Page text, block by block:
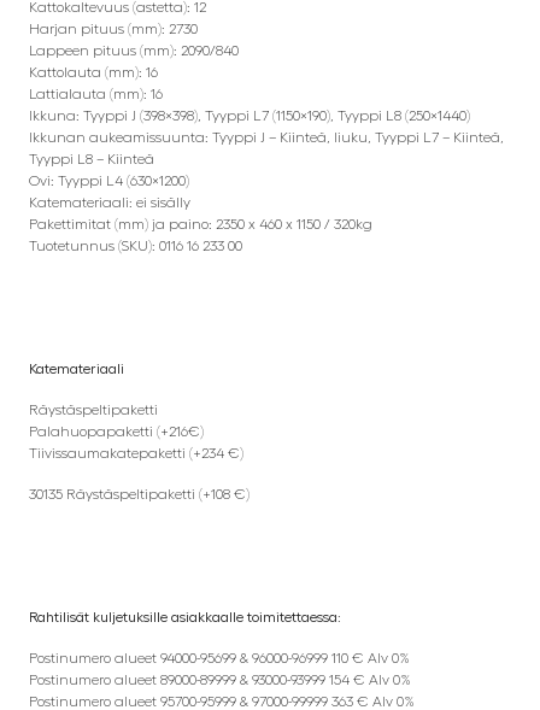
Kattokaltevuus (astetta): 12
Harjan pituus (mm): 2730
Lappeen pituus (mm): 2090/840
Kattolauta (mm): 16
Lattialauta (mm): 16
Ikkuna: Tyyppi J (398×398), Tyyppi L7 (1150×190), Tyyppi L8 (250×1440)
Ikkunan aukeamissuunta: Tyyppi J – Kiinteä, liuku, Tyyppi L7 – Kiinteä,
Tyyppi L8 – Kiinteä
Ovi: Tyyppi L4 (630×1200)
Katemateriaali: ei sisälly
Pakettimitat (mm) ja paino: 2350 x 460 x 1150 / 320kg
Tuotetunnus (SKU): 0116 16 233 00
Katemateriaali
Räystäspeltipaketti
Palahuopapaketti (+216€)
Tiivissaumakatepaketti (+234 €)
30135 Räystäspeltipaketti (+108 €)
Rahtilisät kuljetuksille asiakkaalle toimitettaessa:
Postinumero alueet 94000-95699 & 96000-96999 110 € Alv 0%
Postinumero alueet 89000-89999 & 93000-93999 154 € Alv 0%
Postinumero alueet 95700-95999 & 97000-99999 363 € Alv 0%